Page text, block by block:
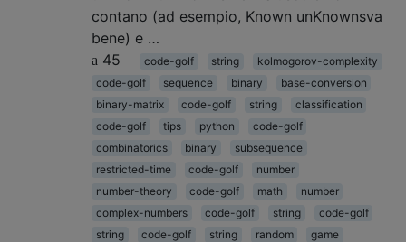
contano (ad esempio, Known unKnownsva
bene) e …
45
code-golf string
kolmogorov-complexity
code-golf
sequence binary
base-conversion
binary-matrix
code-golf string
classification
code-golf
tips python
code-golf
combinatorics
binary
subsequence
restricted-time
code-golf
number
number-theory
code-golf math
number
complex-numbers
code-golf string
code-golf
string
code-golf string random
game